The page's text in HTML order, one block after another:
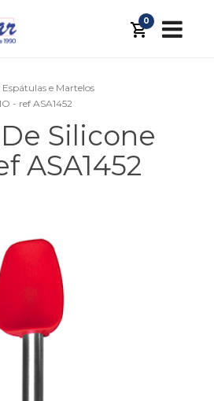
0
Espátulas e Martelos
- ref ASA1452
Silicone
ASA1452